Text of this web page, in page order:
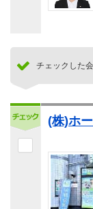
チェックした
(株)ホ